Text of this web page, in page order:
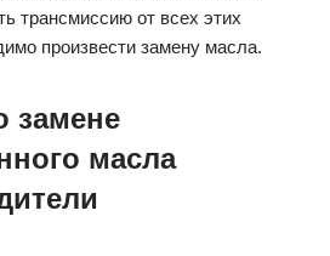
трансмиссию от всех этих
произвести замену масла.
замене
масла